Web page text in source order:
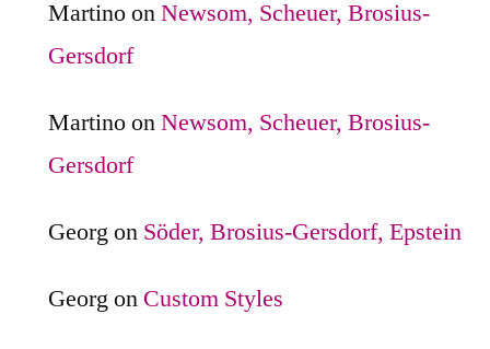
MartinoonNewsom, Scheuer, Brosius-
Gersdorf
MartinoonNewsom, Scheuer, Brosius-
Gersdorf
Georgon Söder, Brosius-Gersdorf, Epstein
Georgon Custom Styles